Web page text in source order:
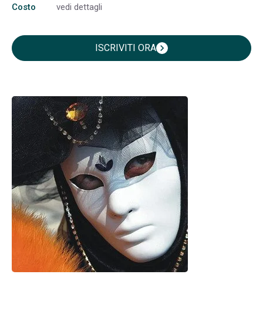
Costo vedi dettagli
ISCRIVITI ORAchevron_right